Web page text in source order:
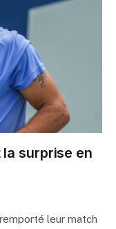
surprise en
leur match